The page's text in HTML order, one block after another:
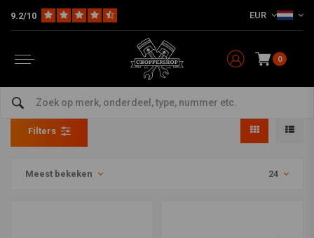
9.2/10 EUR
0
Gaskabels
Home HD Harley onderhoud Leidingen en & Kabels
Filters
Meest bekeken 24